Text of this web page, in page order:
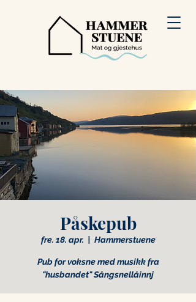
Påskepub
fre. 18. apr.
  |
Hammerstuene
Pub for voksne med musikk fra
"husbandet" Sångsnellåinnj